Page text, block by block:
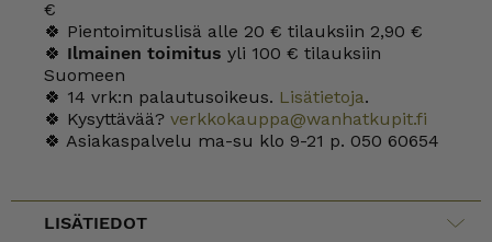
€
🍀 Pientoimituslisä alle 20 € tilauksiin 2,90 €
🍀 Ilmainen toimitus yli 100 € tilauksiin
Suomeen
🍀 14 vrk:n palautusoikeus. Lisätietoja.
🍀 Kysyttävää? verkkokauppa@wanhatkupit.fi
🍀 Asiakaspalvelu ma-su klo 9-21 p. 050 60654
LISÄTIEDOT